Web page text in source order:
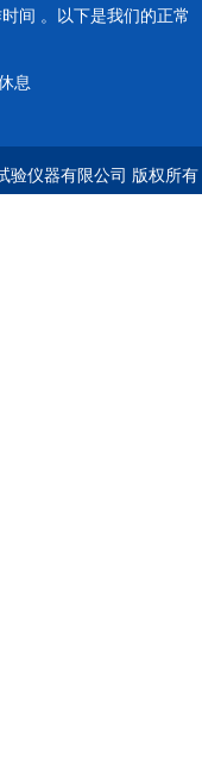
间 。以下是我们的正常
息
验仪器有限公司 版权所